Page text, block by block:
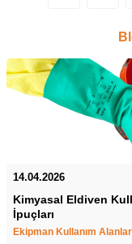
14.04.2026
Kimyasal Eldiven
İpuçları
Ekipman Kullanım